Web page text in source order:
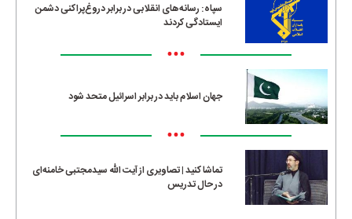
سپاه: رسانه‌های انقلابی در برابر دروغ‌پراکنی دشمن
ایستادگی کردند
•••
جهان اسلام باید در برابر اسرائیل متحد شود
•••
تماشا کنید | تصاویری از آیت الله سیدمجتبی خامنه‌ای
در حال تدریس